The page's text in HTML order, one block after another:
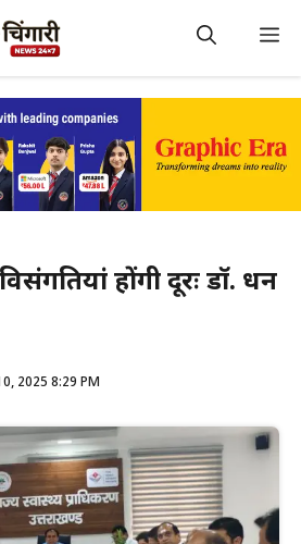
होंगी दूरः डॉ. धन
2025 8:29 PM